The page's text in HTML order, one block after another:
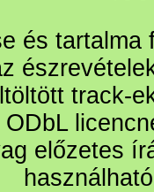
és
track-
előzetes